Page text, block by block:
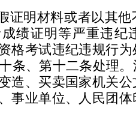
明材料或者以其他
绩证明等严重违纪
格考试违纪违规行
条、第十二条处理
造、买卖国家机关
事业单位、人民团